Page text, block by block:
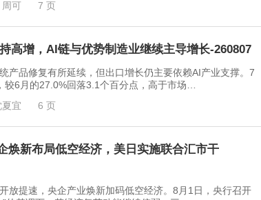
周可 7 页
高增，AI链与优势制造业继续主导增长-260807
修复有所延续，但出口增长仍主要依赖AI产业支撑。7
6月的27.0%回落3.1个百分点，高于市场…
宜 6 页
焕新布局低空经济，美日实施联合汇市干
速，央企产业焕新加码低空经济。8月1日，央行召开